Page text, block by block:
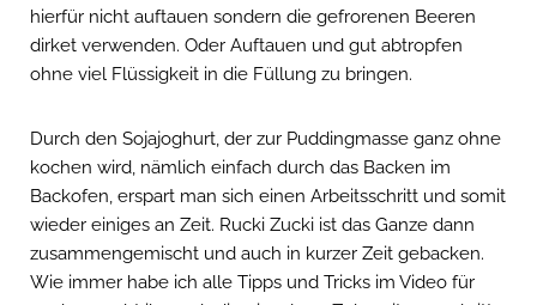
hierfür nicht auftauen sondern die gefrorenen Beeren
dirket verwenden. Oder Auftauen und gut abtropfen
ohne viel Flüssigkeit in die Füllung zu bringen.
Durch den Sojajoghurt, der zur Puddingmasse ganz ohne
kochen wird, nämlich einfach durch das Backen im
Backofen, erspart man sich einen Arbeitsschritt und somit
wieder einiges an Zeit. Rucki Zucki ist das Ganze dann
zusammengemischt und auch in kurzer Zeit gebacken.
Wie immer habe ich alle Tipps und Tricks im Video für